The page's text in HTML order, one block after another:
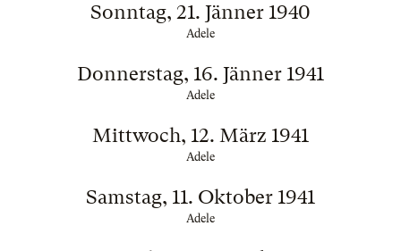
Sonntag, 21. Jänner 1940
Adele
Donnerstag, 16. Jänner 1941
Adele
Mittwoch, 12. März 1941
Adele
Samstag, 11. Oktober 1941
Adele